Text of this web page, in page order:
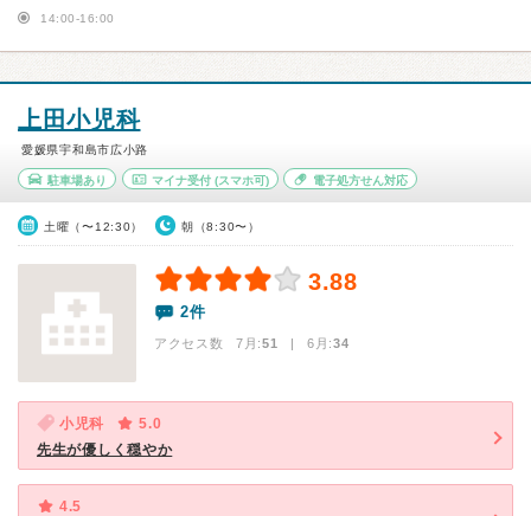
14:00-16:00
上田小児科
愛媛県宇和島市広小路
駐車場あり マイナ受付(スマホ可) 電子処方せん対応
土曜（〜12:30） 朝（8:30〜）
3.88
2件
アクセス数 7月:51 | 6月:34
小児科
5.0
先生が優しく穏やか
4.5